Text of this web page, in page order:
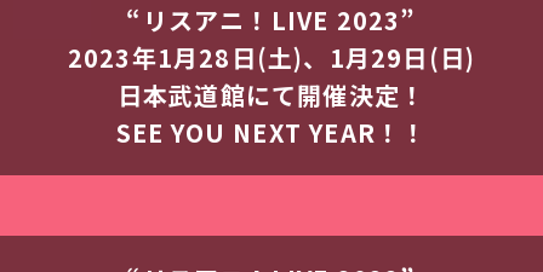
“リスアニ！LIVE 2023”
2023年1月28日(土)、1月29日(日)
日本武道館にて開催決定！
SEE YOU NEXT YEAR！！